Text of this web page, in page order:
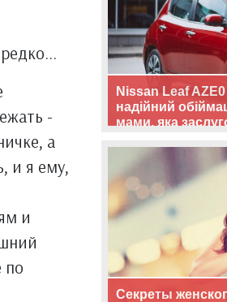
-
а
и я ему,
и
по
Nissan Leaf
надійний
мами, яка
Секреты